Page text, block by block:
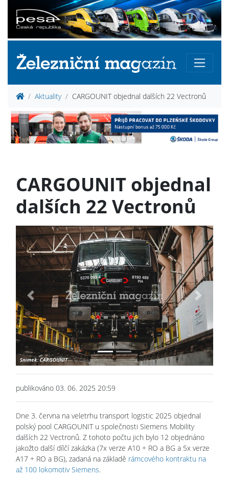
Aktuality CARGOUNIT objednal dalších 22 Vectronů
CARGOUNIT objednal
dalších 22 Vectronů
Previous Next
publikováno 03. 06. 2025 20:59
Dne 3. června na veletrhu transport logistic 2025 objednal
polský pool CARGOUNIT u společnosti Siemens Mobility
dalších 22 Vectronů. Z tohoto počtu jich bylo 12 objednáno
jakožto další dílčí zakázka (7x verze A10 + RO a BG a 5x verze
A17 + RO a BG), zadaná na základě rámcového kontraktu na
až 100 lokomotiv Siemens.